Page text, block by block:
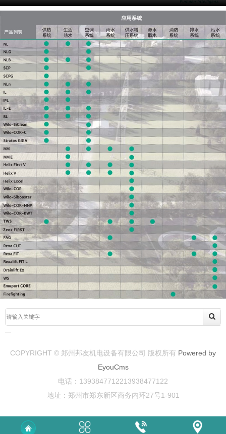
COPYRIGHT © 郑州邦友机电设备有限公司 版权所有 Powered by
EyouCms
电话：1393847712213938477122
地址：郑州市郑东新区商务内环27号1-901